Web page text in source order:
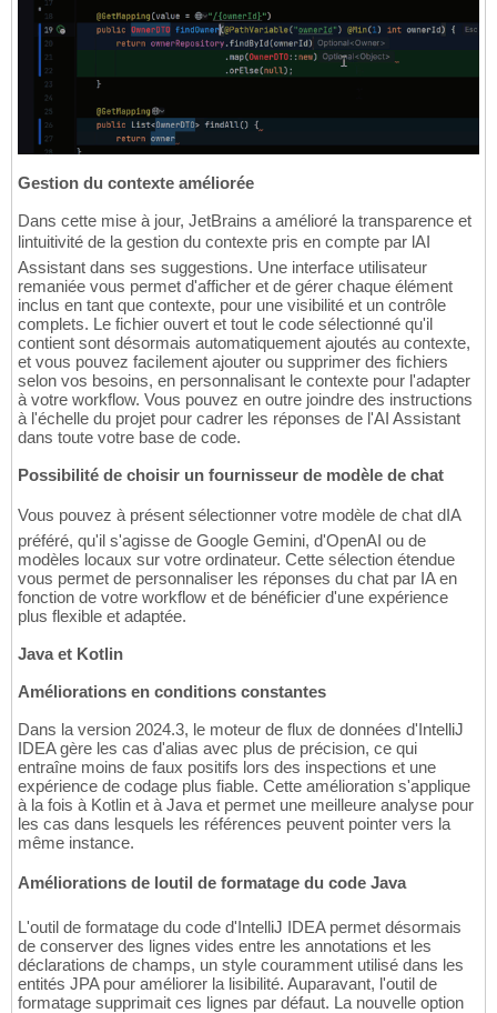
Gestion du contexte améliorée
Dans cette mise à jour, JetBrains a amélioré la transparence et
lintuitivité de la gestion du contexte pris en compte par lAI
Assistant dans ses suggestions. Une interface utilisateur
remaniée vous permet d'afficher et de gérer chaque élément
inclus en tant que contexte, pour une visibilité et un contrôle
complets. Le fichier ouvert et tout le code sélectionné qu'il
contient sont désormais automatiquement ajoutés au contexte,
et vous pouvez facilement ajouter ou supprimer des fichiers
selon vos besoins, en personnalisant le contexte pour l'adapter
à votre workflow. Vous pouvez en outre joindre des instructions
à l'échelle du projet pour cadrer les réponses de l'AI Assistant
dans toute votre base de code.
Possibilité de choisir un fournisseur de modèle de chat
Vous pouvez à présent sélectionner votre modèle de chat dIA
préféré, qu'il s'agisse de Google Gemini, d'OpenAI ou de
modèles locaux sur votre ordinateur. Cette sélection étendue
vous permet de personnaliser les réponses du chat par IA en
fonction de votre workflow et de bénéficier d'une expérience
plus flexible et adaptée.
Java et Kotlin
Améliorations en conditions constantes
Dans la version 2024.3, le moteur de flux de données d'IntelliJ
IDEA gère les cas d'alias avec plus de précision, ce qui
entraîne moins de faux positifs lors des inspections et une
expérience de codage plus fiable. Cette amélioration s'applique
à la fois à Kotlin et à Java et permet une meilleure analyse pour
les cas dans lesquels les références peuvent pointer vers la
même instance.
Améliorations de loutil de formatage du code Java
L'outil de formatage du code d'IntelliJ IDEA permet désormais
de conserver des lignes vides entre les annotations et les
déclarations de champs, un style couramment utilisé dans les
entités JPA pour améliorer la lisibilité. Auparavant, l'outil de
formatage supprimait ces lignes par défaut. La nouvelle option